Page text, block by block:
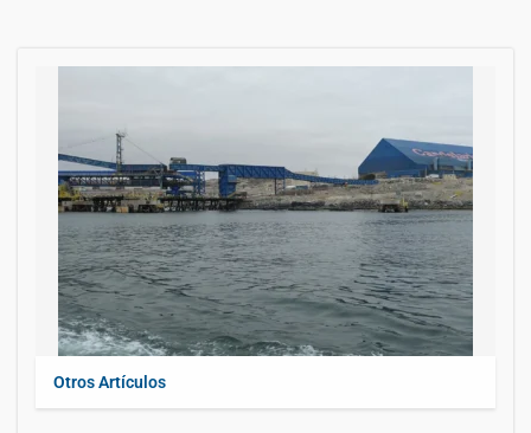
Otros Artículos